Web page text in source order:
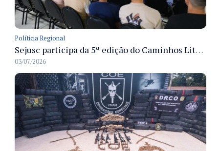
Políticia Regional
Sejusc participa da 5ª edição do Caminhos Literários com foco na cultura hip-hop nas unidades socioeducativas
03/07/2026